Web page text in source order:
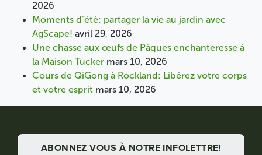
2026
Moments d’été: partager la vie au jardin avec
AgScape! avril 29, 2026
Une chasse aux œufs de Pâques enchanteresse à
la Maison Tucker mars 10, 2026
Cours de QiGong à Rockland: Libérez votre corps
et votre esprit mars 10, 2026
ABONNEZ VOUS À NOTRE INFOLETTRE!